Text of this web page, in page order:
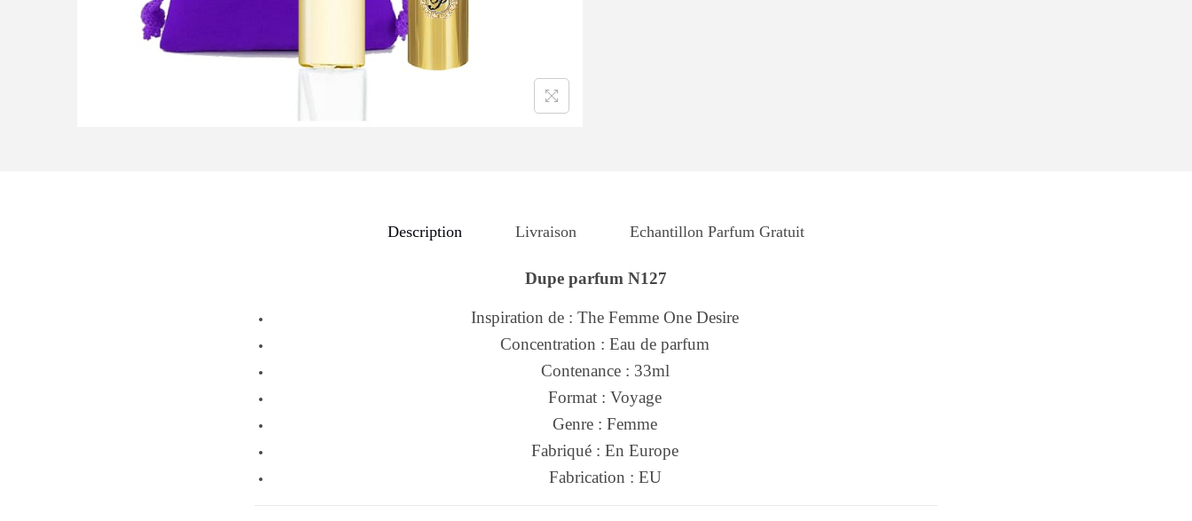
Description Livraison Echantillon Parfum Gratuit
Dupe parfum N127
Inspiration de : The Femme One Desire
Concentration : Eau de parfum
Contenance : 33ml
Format : Voyage
Genre : Femme
Fabriqué : En Europe
Fabrication : EU